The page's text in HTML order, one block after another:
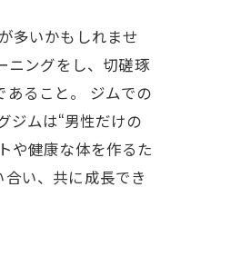
多いかもしれませ
ニングをし、切磋琢
ること。 ジムでの
ジムは“男性だけの
や健康な体を作るた
い、共に成長でき